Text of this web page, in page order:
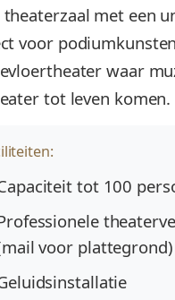
theaterzaal met een
voor
waar
tot leven komen.
tot 100
voor plattegrond)